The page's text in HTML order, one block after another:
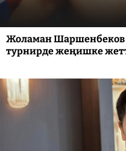
Жоламан Шаршенбеков
турнирде жеңишке